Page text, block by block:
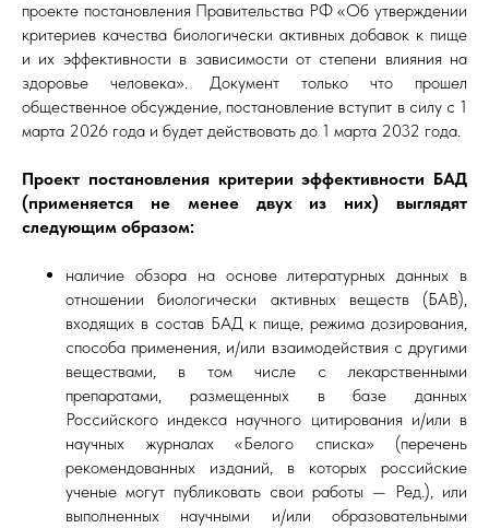
проекте постановления Правительства РФ «Об утверждении
критериев качества биологически активных добавок к пище
и их эффективности в зависимости от степени влияния на
здоровье человека». Документ только что прошел
общественное обсуждение, постановление вступит в силу с 1
марта 2026 года и будет действовать до 1 марта 2032 года.
Проект постановления критерии эффективности БАД
(применяется не менее двух из них) выглядят
следующим образом:
наличие обзора на основе литературных данных в
отношении биологически активных веществ (БАВ),
входящих в состав БАД к пище, режима дозирования,
способа применения, и/или взаимодействия с другими
веществами, в том числе с лекарственными
препаратами, размещенных в базе данных
Российского индекса научного цитирования и/или в
научных журналах «Белого списка» (перечень
рекомендованных изданий, в которых российские
ученые могут публиковать свои работы — Ред.), или
выполненных научными и/или образовательными